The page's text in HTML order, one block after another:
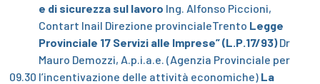
09.30
e di sicurezza sul lavoro Ing. Alfonso Piccioni,
Contart Inail Direzione provincialeTrento Legge
Provinciale 17 Servizi alle Imprese” (L.P.17/93) Dr
Mauro Demozzi, A.p.i.a.e. (Agenzia Provinciale per
l’incentivazione delle attività economiche) La